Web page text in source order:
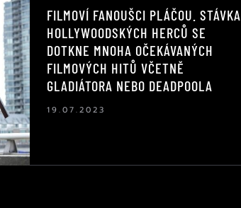
FILMOVÍ FANOUŠCI PLÁČOU. STÁVKA
HOLLYWOODSKÝCH HERCŮ SE
DOTKNE MNOHA OČEKÁVANÝCH
FILMOVÝCH HITŮ VČETNĚ
GLADIÁTORA NEBO DEADPOOLA
19.07.2023